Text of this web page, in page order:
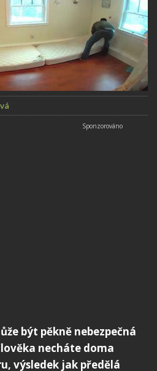
být pěkně nebezpečná
necháte doma
výsledek jak předělá